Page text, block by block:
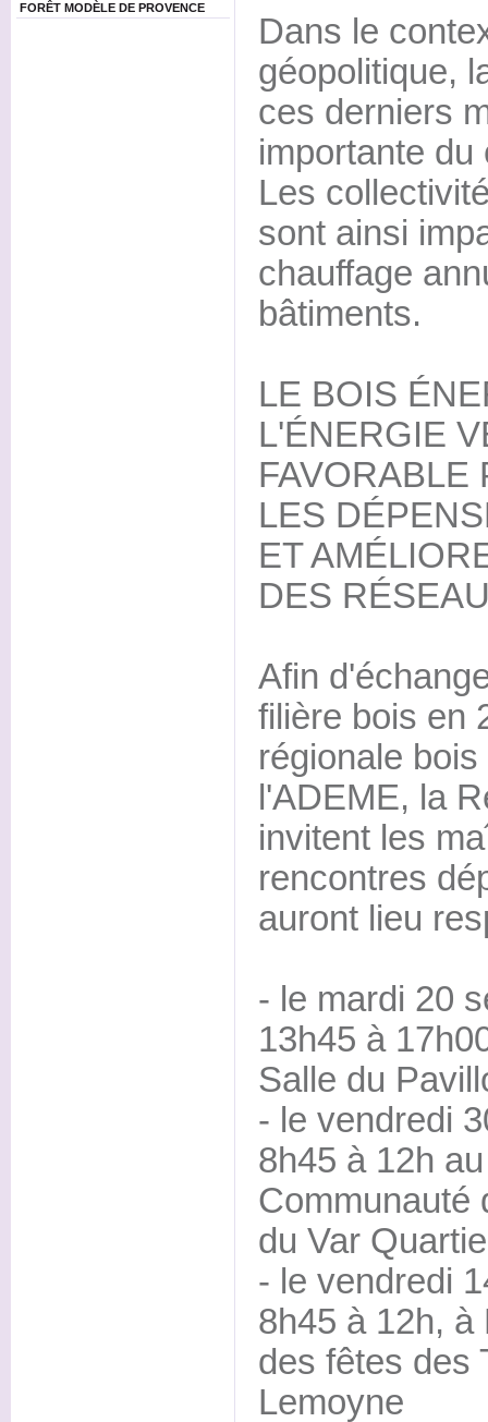
FORÊT MODÈLE DE PROVENCE
Dans le
géopolitique,
ces derniers
importante
Les
sont ainsi
chauffage
bâtiments.
LE BOIS
L'ÉNERGIE
FAVORABLE
LES
ET
DES
Afin
filière bois en
régionale
l'ADEME, la
invitent les
rencontres
auront lieu
- le mardi 20
13h45 à
Salle du
- le vendredi
8h45 à 12h
du Var
- le vendredi
8h45 à 12h, à
des fêtes des
Lemoyne